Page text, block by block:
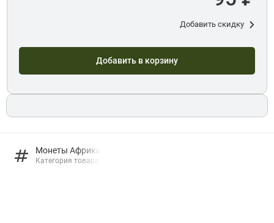
Монеты Африки
Категория товара
Добавить скидку
Добавить в корзину